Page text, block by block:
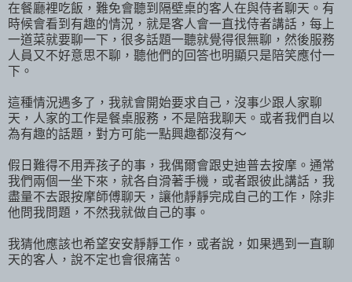
在餐廳裡吃飯，難免會聽到隔壁桌的客人在與侍者聊天。有
時候會看到有趣的情況，就是客人會一直找侍者講話，每上
一道菜就要聊一下，很多話題一聽就覺得很無聊，然後服務
人員又不好意思不聊，聽他們的回答也明顯只是陪笑應付一
下。
這種情況遇多了，我就會開始要求自己，沒事少跟人家聊
天，人家的工作是餐桌服務，不是陪我聊天。或者我們自以
為有趣的話題，對方可能一點興趣都沒有～
假日難得不用弄孩子的事，我偶爾會跟史迪普去按摩。通常
我們兩個一坐下來，就各自滑著手機，或者跟彼此講話，我
盡量不去跟按摩師傅聊天，讓他靜靜完成自己的工作，除非
他問我問題，不然我就做自己的事。
我猜他應該也希望安安靜靜工作，或者說，如果遇到一直聊
天的客人，說不定也會很痛苦。